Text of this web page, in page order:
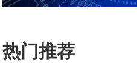
热门推荐